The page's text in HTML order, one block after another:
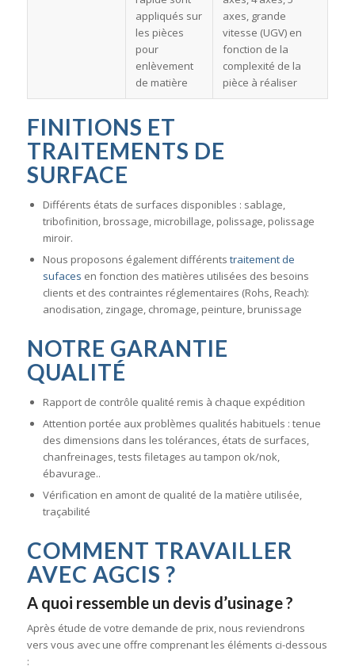
appliqués sur
les pièces
pour
enlèvement
de matière
axes, grande
vitesse (UGV) en
fonction de la
complexité de la
pièce à réaliser
FINITIONS ET
TRAITEMENTS DE
SURFACE
Différents états de surfaces disponibles : sablage,
tribofinition, brossage, microbillage, polissage, polissage
miroir.
Nous proposons également différents traitement de
sufaces en fonction des matières utilisées des besoins
clients et des contraintes réglementaires (Rohs, Reach):
anodisation, zingage, chromage, peinture, brunissage
NOTRE GARANTIE
QUALITÉ
Rapport de contrôle qualité remis à chaque expédition
Attention portée aux problèmes qualités habituels : tenue
des dimensions dans les tolérances, états de surfaces,
chanfreinages, tests filetages au tampon ok/nok,
ébavurage..
Vérification en amont de qualité de la matière utilisée,
traçabilité
COMMENT TRAVAILLER
AVEC AGCIS ?
A quoi ressemble un devis d’usinage ?
Après étude de votre demande de prix, nous reviendrons
vers vous avec une offre comprenant les éléments ci-dessous
: